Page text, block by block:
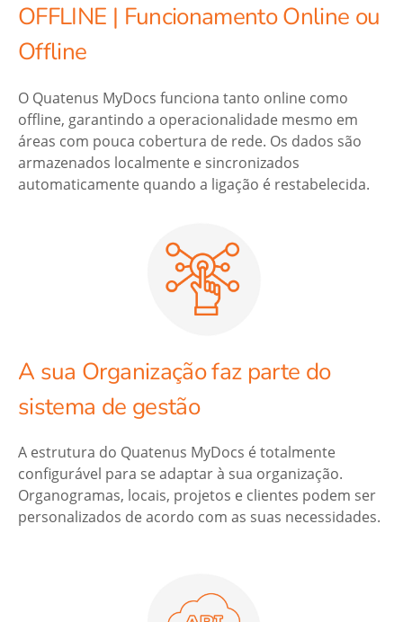
OFFLINE | Funcionamento Online ou
Offline
O Quatenus MyDocs funciona tanto online como
offline, garantindo a operacionalidade mesmo em
áreas com pouca cobertura de rede. Os dados são
armazenados localmente e sincronizados
automaticamente quando a ligação é restabelecida.
A sua Organização faz parte do
sistema de gestão
A estrutura do Quatenus MyDocs é totalmente
configurável para se adaptar à sua organização.
Organogramas, locais, projetos e clientes podem ser
personalizados de acordo com as suas necessidades.